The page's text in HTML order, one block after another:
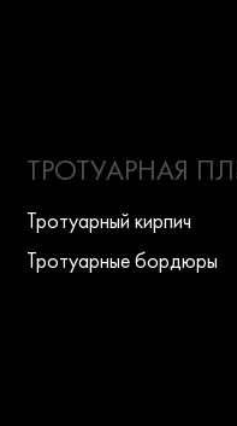
ТРОТУАРНАЯ
Тротуарный кирпич
Тротуарные бордюры